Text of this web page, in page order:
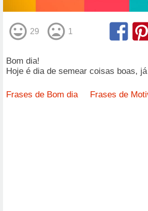
29 1
Bom dia!
Hoje é dia de semear coisas boas,
Frases de Bom dia Frases de